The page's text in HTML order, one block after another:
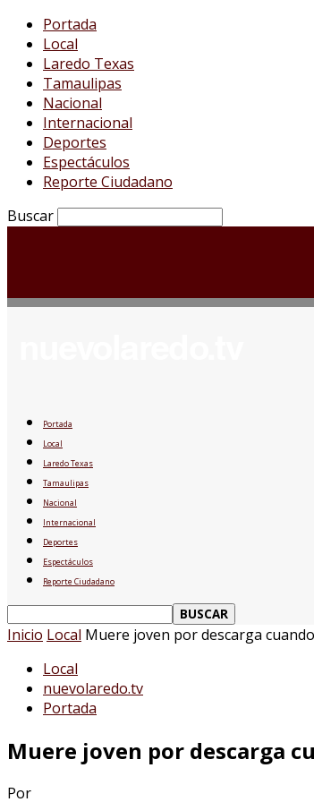
Portada
Local
Laredo Texas
Tamaulipas
Nacional
Internacional
Deportes
Espectáculos
Reporte Ciudadano
Buscar
Portada
Local
Laredo Texas
Tamaulipas
Nacional
Internacional
Deportes
Espectáculos
Reporte Ciudadano
Inicio Local Muere joven por descarga
Local
nuevolaredo.tv
Portada
Muere joven por descarga
Por